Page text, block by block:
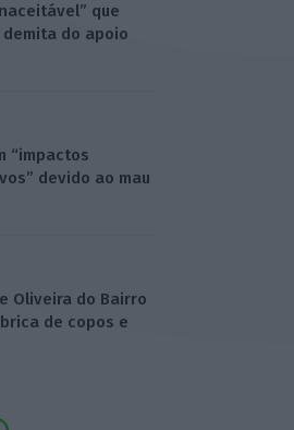
que
demita do apoio
“impactos
devido ao mau
Oliveira do Bairro
de copos e